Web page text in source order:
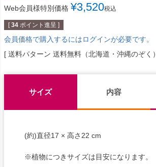
Web会員様特別価格 ¥3,520税込
[ 34 ポイント進呈 ]
会員価格で購入するにはログインが必要です。
送料パターン 送料無料（北海道・沖縄のぞく）
サイズ 内容
(約)直径17 × 高さ22 cm
※植物につきサイズは目安になります。